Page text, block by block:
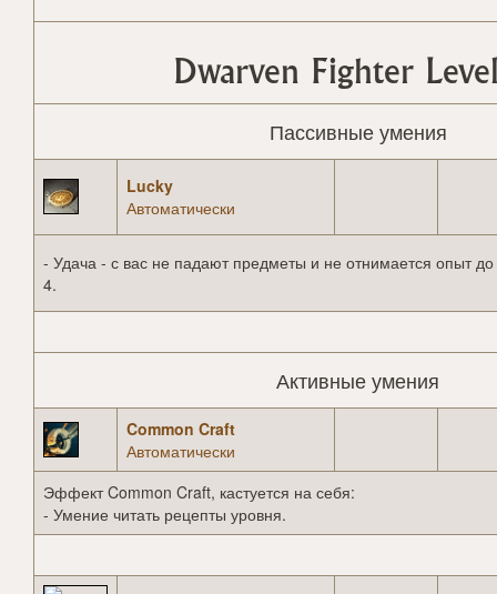
Dwarven Fighter
Пассивные умения
Lucky
Автоматически
- Удача - с вас не падают предметы и не отнимается опыт до
4.
Активные умения
Common Craft
Автоматически
Эффект Common Craft, кастуется на себя:
- Умение читать рецепты уровня.